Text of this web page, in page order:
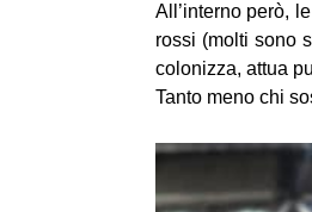
All’interno però,
rossi (molti sono
colonizza, attua
Tanto meno chi